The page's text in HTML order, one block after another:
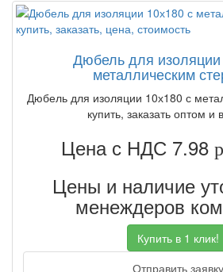
Дюбель для изоляции
металлическим
Дюбель для изоляции 10х180 с
купить, заказать оптом и
Цена с НДС 7.98
Цены и наличие
менеждеров
Купить в 1 клик!
Отправить заявку